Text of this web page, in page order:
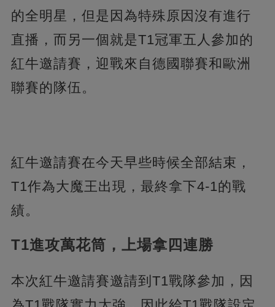
的全明星，但是因為特殊原因沒有進行
直播，而另一個就是T1冠軍五人參加的
紅牛邀請賽，迎戰來自德國聯賽和歐洲
聯賽的隊伍。
紅牛邀請賽在今天早些時候全部結束，
T1作為大魔王出現，最終拿下4-1的戰
績。
T1進攻萬花筒，上場拿四連勝
本次紅牛邀請賽邀請到T1戰隊參加，因